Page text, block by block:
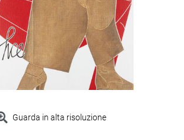
Guarda in alta risoluzione